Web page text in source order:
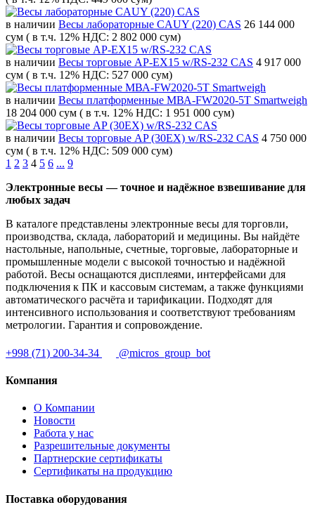
в наличии Весы лабораторные CAUY (220) CAS 26 144 000
сум ( в т.ч. 12% НДС: 2 802 000 сум)
в наличии Весы торговые AP-EX15 w/RS-232 CAS 4 917 000
сум ( в т.ч. 12% НДС: 527 000 сум)
в наличии Весы платформенные МВА-FW2020-5T Smartweigh
18 204 000 сум ( в т.ч. 12% НДС: 1 951 000 сум)
в наличии Весы торговые AP (30EX) w/RS-232 CAS 4 750 000
сум ( в т.ч. 12% НДС: 509 000 сум)
1 2 3 4 5 6 ... 9
Электронные весы — точное и надёжное взвешивание для
любых задач
В каталоге представлены электронные весы для торговли,
производства, склада, лабораторий и медицины. Вы найдёте
настольные, напольные, счетные, торговые, лабораторные и
промышленные модели с высокой точностью и надёжной
работой. Весы оснащаются дисплеями, интерфейсами для
подключения к ПК и кассовым системам, а также функциями
автоматического расчёта и тарификации. Подходят для
интенсивного использования и соответствуют требованиям
метрологии. Гарантия и сопровождение.
+998 (71) 200-34-34 @micros_group_bot
Компания
О Компании
Новости
Работа у нас
Разрешительные документы
Партнерские сертификаты
Сертификаты на продукцию
Поставка оборудования